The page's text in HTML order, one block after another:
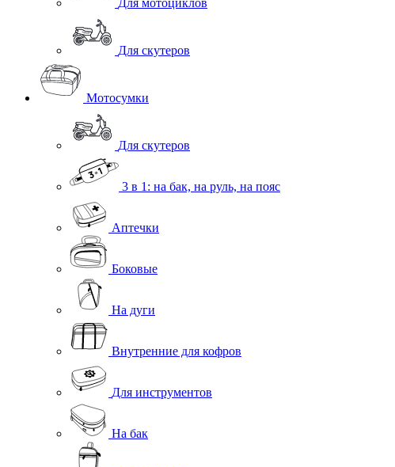
Для мотоциклов
Для скутеров
Мотосумки
Для скутеров
3 в 1: на бак, на руль, на пояс
Аптечки
Боковые
На дуги
Внутренние для кофров
Для инструментов
На бак